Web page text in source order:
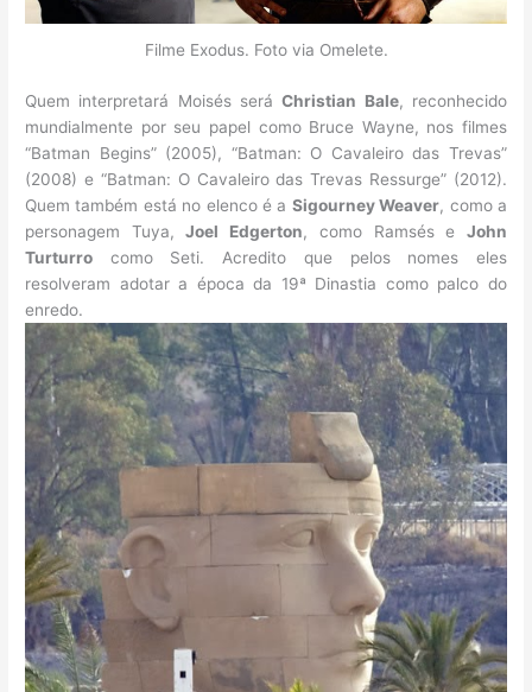
Filme Exodus. Foto via Omelete.
Quem interpretará Moisés seráChristian Bale, reconhecido
mundialmente por seu papel como Bruce Wayne, nos filmes
“Batman Begins” (2005), “Batman: O Cavaleiro das Trevas”
(2008) e “Batman: O Cavaleiro das Trevas Ressurge” (2012).
Quem também está no elenco é a Sigourney Weaver, como a
personagem Tuya,Joel Edgerton, como Ramsés e John
Turturro como Seti. Acredito que pelos nomes eles
resolveram adotar a época da 19ª Dinastia como palco do
enredo.